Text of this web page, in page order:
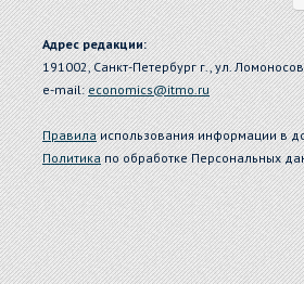
Адрес редакции:
191002, Санкт-Петербург г., ул.
e-mail:economics@itmo.ru
Правилаиспользования информации в
Политикапо обработке Персональных